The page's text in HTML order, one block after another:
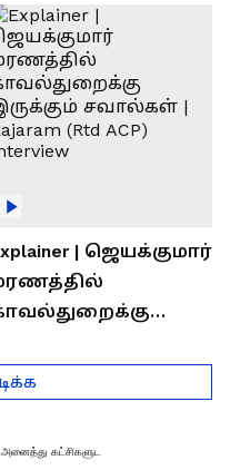
/ Rajaram
ACP Interview
| ஜெயக்குமார்
(Rtd ACP)